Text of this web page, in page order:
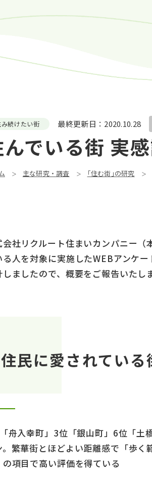
続けたい街 最終更新日： 2020.10.28
でいる街 実
主な研究・調査 ｢住む街｣の研究
会社リクルート住まいカンパニー
る人を対象に実施したWEBアンケ
しましたので、概要をご報告いたしま
住民に愛されてい
舟入幸町」3位「銀山町」6位「土
。繁華街とほどよい距離感で「歩
の項目で高い評価を得ている